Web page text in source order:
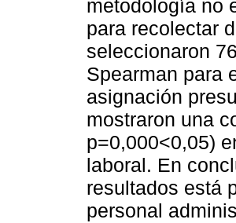
metodología no
para recolectar
seleccionaron
Spearman para
asignación
mostraron una
p=0,000<0,05)
laboral. En
resultados está
personal